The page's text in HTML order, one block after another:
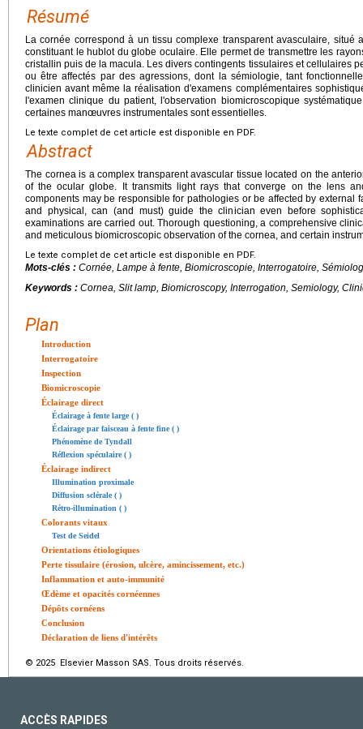
Résumé
La cornée correspond à un tissu complexe transparent avasculaire,
constituant le hublot du globe oculaire. Elle permet de transmettre les
cristallin puis de la macula. Les divers contingents tissulaires et cellulaires
ou être affectés par des agressions, dont la sémiologie, tant
clinicien avant même la réalisation d'examens complémentaires
l'examen clinique du patient, l'observation biomicroscopique
certaines manœuvres instrumentales sont essentielles.
Le texte complet de cet article est disponible en PDF.
Abstract
The cornea is a complex transparent avascular tissue located on the
of the ocular globe. It transmits light rays that converge on the lens
components may be responsible for pathologies or be affected by external
and physical, can (and must) guide the clinician even before
examinations are carried out. Thorough questioning, a comprehensive
and meticulous biomicroscopic observation of the cornea, and certain
Le texte complet de cet article est disponible en PDF.
Mots-clés : Cornée, Lampe à fente, Biomicroscopie, Interrogatoire,
Keywords : Cornea, Slit lamp, Biomicroscopy, Interrogation, Semiology,
Plan
Introduction
Interrogatoire
Inspection
Biomicroscopie
Éclairage direct
Éclairage à fente large ( )
Éclairage par faisceau à fente fine ( )
Phénomène de Tyndall
Réflexion spéculaire ( )
Éclairage indirect
Illumination proximale
Diffusion sclérale ( )
Rétro-illumination ( )
Colorants vitaux
Test de Seidel
Orientations étiologiques
Perte tissulaire (érosion, ulcère, amincissement, etc.)
Inflammation et auto-immunité
Œdème et opacités cornéennes
Dépôts cornéens
Conclusion
Déclaration de liens d'intérêts
© 2025 Elsevier Masson SAS. Tous droits réservés.
ACCÈS RAPIDES